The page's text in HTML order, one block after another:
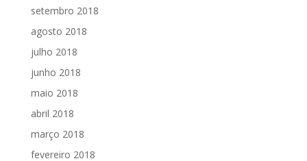
setembro 2018
agosto 2018
julho 2018
junho 2018
maio 2018
abril 2018
março 2018
fevereiro 2018